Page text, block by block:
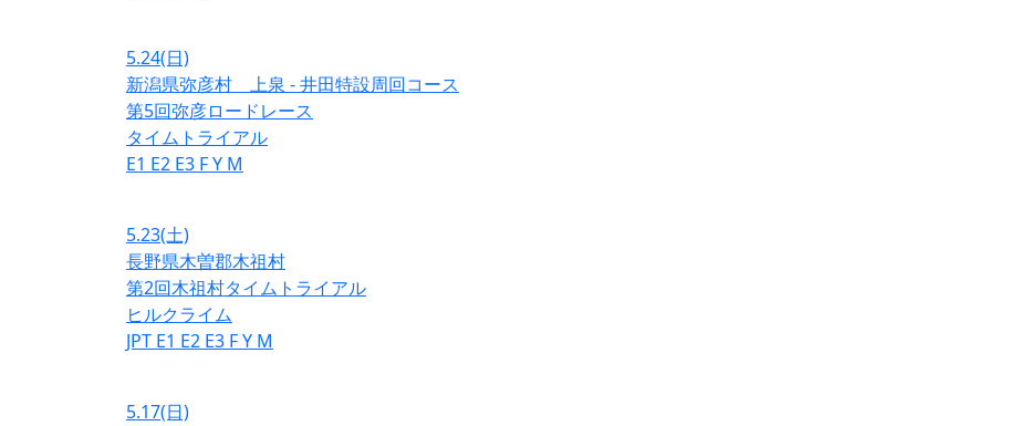
5.24(日)
新潟県弥彦村 上泉 - 井田特設周回コース
第5回弥彦ロードレース
タイムトライアル
E1 E2 E3 FY M
5.23(土)
長野県木曽郡木祖村
第2回木祖村タイムトライアル
ヒルクライム
JPT E1 E2 E3 FY M
5.17(日)